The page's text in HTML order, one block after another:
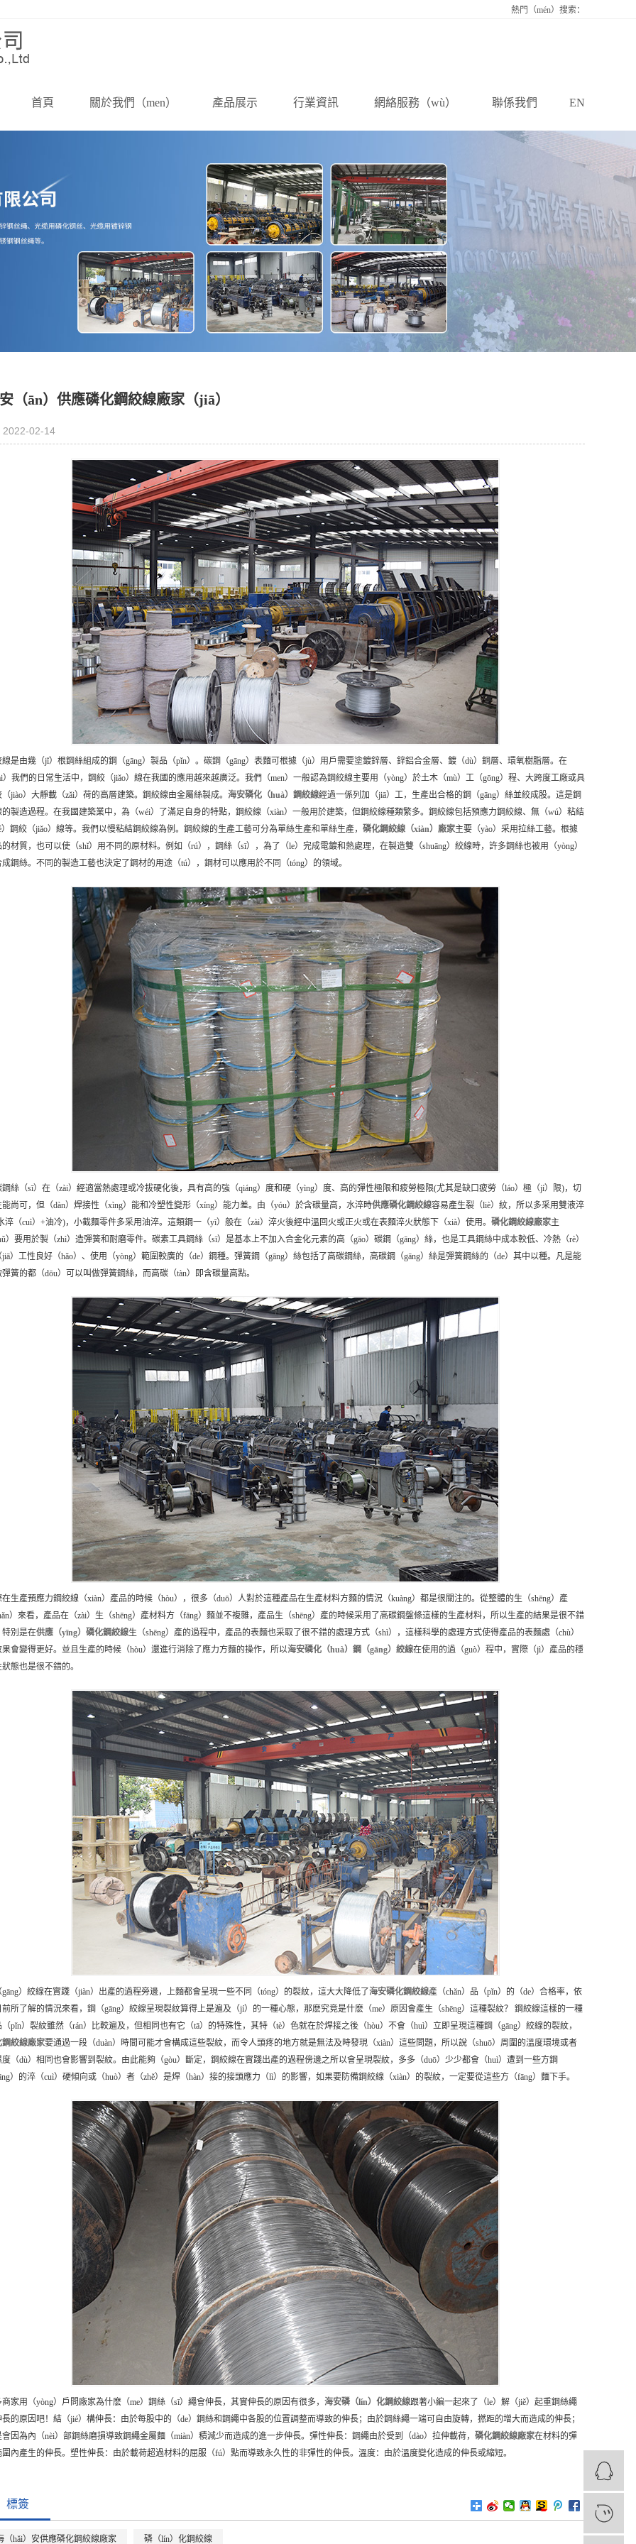
熱門（mén）搜索：
首頁 關於我們（men）
資質文檔
產品展示
鋼絲
鋼絞線
鋼絲繩索具
行業資訊
行業資訊
技術知識
網絡服務（wù） 聯係我們
聯係我們
言
EN
（ān）供應磷化鋼絞線廠家（jiā）
2022-02-14
線是由幾（jǐ）根鋼絲組成的鋼（gāng）製品（pǐn）。碳鋼（gāng）表麵可根據（jù）用戶需要塗鍍鋅層、鋅鋁合金層、鍍（dù）銅層、環氧樹脂層。在
）我們的日常生活中，鋼絞（jiǎo）線在我國的應用越來越廣泛。我們（men）一般認為鋼絞線主要用（yòng）於土木（mù）工（gōng）程、大跨度工廠或具
jiào）大靜載（zǎi）荷的高層建築。鋼絞線由金屬絲製成。 海安磷化（huà）鋼絞線經過一係列加（jiā）工，生產出合格的鋼（gāng）絲並絞成股。這是鋼
的製造過程。在我國建築業中，為（wéi）了滿足自身的特點，鋼絞線（xiàn）一般用於建築，但鋼絞線種類繁多。鋼絞線包括預應力鋼絞線、無（wú）粘結
）鋼絞（jiǎo）線等。我們以慢粘結鋼絞線為例。鋼絞線的生產工藝可分為單絲生產和單絲生產， 磷化鋼絞線（xiàn） 廠家主要（yào）采用拉絲工藝。根據
的材質，也可以使（shǐ）用不同的原材料。例如（rú），鋼絲（sī），為了（le）完成電鍍和熱處理，在製造雙（shuāng）絞線時，許多鋼絲也被用（yòng）
成鋼絲。不同的製造工藝也決定了鋼材的用途（tú），鋼材可以應用於不同（tóng）的領域。
鋼絲（sī）在（zài）經適當熱處理或冷拔硬化後，具有高的強（qiáng）度和硬（yìng）度、高的彈性極限和疲勞極限(尤其是缺口疲勞（láo）極（jí）限)，切
能尚可，但（dàn）焊接性（xìng）能和冷塑性變形（xíng）能力差。由（yóu）於含碳量高，水淬時供應磷化鋼絞線容易產生裂（liè）紋，所以多采用雙液淬
淬（cuì）+油冷)，小截麵零件多采用油淬。這類鋼一（yī）般在（zài）淬火後經中溫回火或正火或在表麵淬火狀態下（xià）使用。 磷化鋼絞線廠家主
）要用於製（zhì）造彈簧和耐磨零件。碳素工具鋼絲（sī）是基本上不加入合金化元素的高（gāo）碳鋼（gāng）絲，也是工具鋼絲中成本較低、冷熱（rè）
jiā）工性良好（hǎo）、使用（yòng）範圍較廣的（de）鋼種。彈簧鋼（gāng）絲包括了高碳鋼絲，高碳鋼（gāng）絲是彈簧鋼絲的（de）其中以種。凡是能
簧的都（dōu）可以叫做彈簧鋼絲，而高碳（tàn）即含碳量高點。
在生產預應力鋼絞線（xiàn）產品的時候（hòu），很多（duō）人對於這種產品在生產材料方麵的情況（kuàng）都是很關注的。從整體的生（shēng）產
）來看，產品在（zài）生（shēng）產材料方（fāng）麵並不複雜，產品生（shēng）產的時候采用了高碳鋼盤條這樣的生產材料，所以生產的結果是很不錯
特別是在供應（yīng） 磷化鋼絞線生（shēng）產的過程中，產品的表麵也采取了很不錯的處理方式（shì），這樣科學的處理方式使得產品的表麵處（chù）
果會變得更好。並且生產的時候（hòu）還進行消除了應力方麵的操作，所以海安磷化（huà）鋼（gāng）絞線在使用的過（guò）程中，實際（jì）產品的穩
態也是很不錯的。
gāng）絞線在實踐（jiàn）出產的過程旁邊，上麵都會呈現一些不同（tóng）的裂紋，這大大降低了海安磷化鋼絞線產（chǎn）品（pǐn）的（de）合格率，依
前所了解的情況來看，鋼（gāng）絞線呈現裂紋算得上是遍及（jí）的一種心態，那麽究竟是什麽（me）原因會產生（shēng）這種裂紋？ 鋼絞線這樣的一種
（pǐn）裂紋雖然（rán）比較遍及，但相同也有它（tā）的特殊性，其特（tè）色就在於焊接之後（hòu）不會（huì）立即呈現這種鋼（gāng）絞線的裂紋，
鋼絞線廠家要通過一段（duàn）時間可能才會構成這些裂紋，而令人頭疼的地方就是無法及時發現（xiàn）這些問題，所以說（shuō）周圍的溫度環境或者
度（dù）相同也會影響到裂紋。由此能夠（gòu）斷定，鋼絞線在實踐出產的過程傍邊之所以會呈現裂紋，多多（duō）少少都會（huì）遭到一些方鋼
）的淬（cuì）硬傾向或（huò）者（zhě）是焊（hàn）接的接頭應力（lì）的影響，如果要防備鋼絞線（xiàn）的裂紋，一定要從這些方（fāng）麵下手。
商家用（yòng）戶問廠家為什麽（me）鋼絲（sī）繩會伸長，其實伸長的原因有很多， 海安磷（lín）化鋼絞線跟著小編一起來了（le）解（jiě）起重鋼絲繩
長的原因吧！結（jié）構伸長：由於每股中的（de）鋼絲和鋼繩中各股的位置調整而導致的伸長；由於鋼絲繩一端可自由旋轉，撚距的增大而造成的伸長；
會因為內（nèi）部鋼絲磨損導致鋼繩金屬麵（miàn）積減少而造成的進一步伸長。彈性伸長：鋼繩由於受到（dào）拉伸載荷， 磷化鋼絞線廠家在材料的彈
圍內產生的伸長。塑性伸長：由於載荷超過材料的屈服（fú）點而導致永久性的非彈性的伸長。溫度：由於溫度變化造成的伸長或縮短。
標簽
（hǎi）安供應磷化鋼絞線廠家 磷（lín）化鋼絞線